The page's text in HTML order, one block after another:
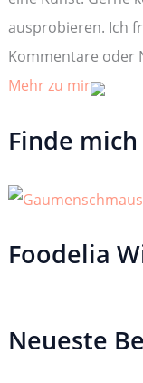
ausprobieren. Ich
Kommentare oder
Mehr zu mir
Finde
Foodelia
Neueste